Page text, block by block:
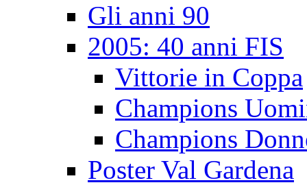
Gli anni 90
2005: 40 anni FIS
Vittorie in Coppa
Champions
Champions
Poster Val Gardena